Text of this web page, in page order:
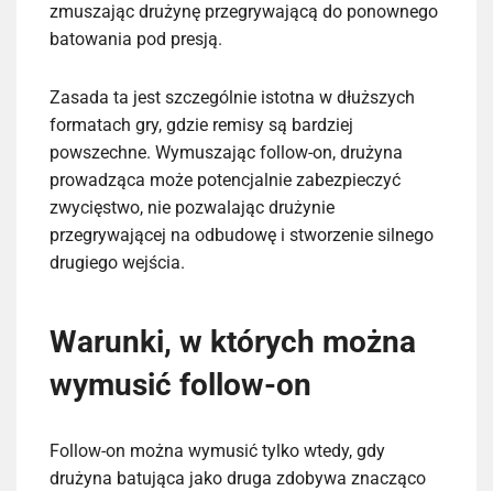
zmuszając drużynę przegrywającą do ponownego
batowania pod presją.
Zasada ta jest szczególnie istotna w dłuższych
formatach gry, gdzie remisy są bardziej
powszechne. Wymuszając follow-on, drużyna
prowadząca może potencjalnie zabezpieczyć
zwycięstwo, nie pozwalając drużynie
przegrywającej na odbudowę i stworzenie silnego
drugiego wejścia.
Warunki, w których można
wymusić follow-on
Follow-on można wymusić tylko wtedy, gdy
drużyna batująca jako druga zdobywa znacząco